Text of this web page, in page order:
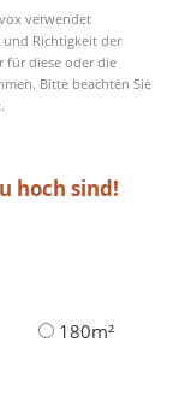
verwendet
Richtigkeit der
für diese oder die
Bitte beachten Sie
hoch sind!
180m²